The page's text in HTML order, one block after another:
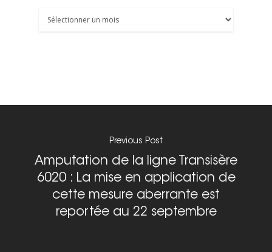
Archives
Previous Post
Amputation de la ligne Transisère
6020 : La mise en application de
cette mesure aberrante est
reportée au 22 septembre
On parle de nous